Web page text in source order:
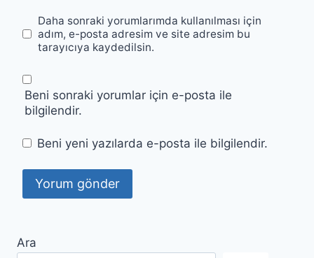
Daha sonraki yorumlarımda kullanılması için
adım, e-posta adresim ve site adresim bu
tarayıcıya kaydedilsin.
Beni sonraki yorumlar için e-posta ile
bilgilendir.
Beni yeni yazılarda e-posta ile bilgilendir.
Ara